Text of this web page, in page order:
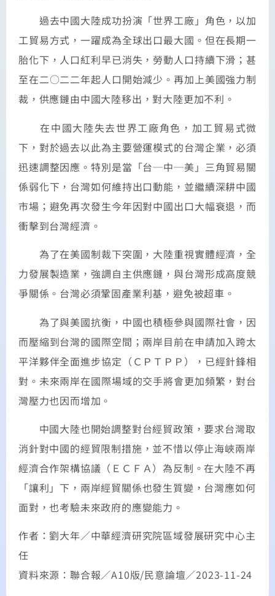
過去中國大陸成功扮演「世界工廠」角色，以加
工貿易方式，一躍成為全球出口最大國。但在長期一
胎化下，人口紅利早已消失，勞動人口持續下滑；甚
至在二○二二年起人口開始減少。再加上美國強力制
裁，供應鏈由中國大陸移出，對大陸更加不利。
在中國大陸失去世界工廠角色，加工貿易式微
下，對於過去以此為主要營運模式的台灣企業，必須
迅速調整因應。特別是當「台─中─美」三角貿易關
係弱化下，台灣如何維持出口動能，並繼續深耕中國
市場；避免再次發生今年因對中國出口大幅衰退，而
衝擊到台灣經濟。
為了在美國制裁下突圍，大陸重視實體經濟，全
力發展製造業，強調自主供應鏈，與台灣形成高度競
爭關係。台灣必須鞏固產業利基，避免被超車。
為了與美國抗衡，中國也積極參與國際社會，因
而壓縮到台灣的國際空間；兩岸目前在申請加入跨太
平洋夥伴全面進步協定（ＣＰＴＰＰ），已經針鋒相
對。未來兩岸在國際場域的交手將會更加頻繁，對台
灣壓力也因而增加。
中國大陸也開始調整對台經貿政策，要求台灣取
消針對中國的經貿限制措施，並不惜以停止海峽兩岸
經濟合作架構協議（ＥＣＦＡ）為反制。在大陸不再
「讓利」下，兩岸經貿關係也發生質變，台灣應如何
面對，也考驗未來政府的應變能力。
作者：劉大年／中華經濟研究院區域發展研究中心主
任
資料來源：聯合報／A10版/民意論壇／2023-11-24